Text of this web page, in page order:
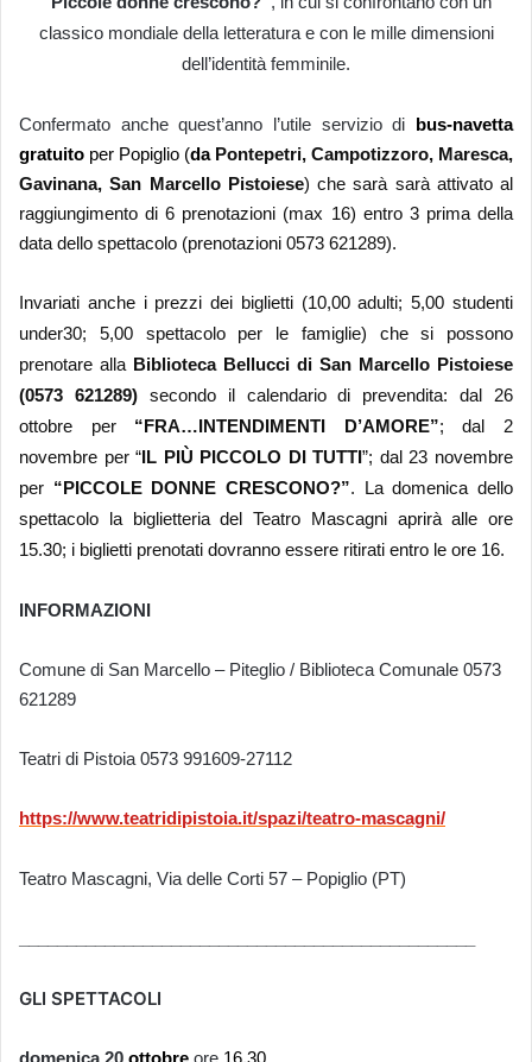
classico mondiale della letteratura e con le mille dimensioni
dell’identità femminile.
Confermato anche quest’anno l’utile servizio di bus-navetta
gratuito per Popiglio (daPontepetri, Campotizzoro, Maresca,
Gavinana, San Marcello Pistoiese) che sarà sarà attivato al
raggiungimento di 6 prenotazioni (max 16) entro 3 prima della
data dello spettacolo (prenotazioni 0573 621289).
Invariati anche i prezzi dei biglietti (10,00 adulti; 5,00 studenti
under30; 5,00 spettacolo per le famiglie) che si possono
prenotare alla Biblioteca Bellucci di San Marcello Pistoiese
(0573 621289)secondo il calendario di prevendita: dal 26
ottobre per “FRA…INTENDIMENTI D’AMORE”; dal 2
novembre per “IL PIÙ PICCOLO DI TUTTI”; dal 23 novembre
per “PICCOLE DONNE CRESCONO?”. La domenica dello
spettacolo la biglietteria del Teatro Mascagni aprirà alle ore
15.30; i biglietti prenotati dovranno essere ritirati entro le ore 16.
INFORMAZIONI
Comune di San Marcello – Piteglio / Biblioteca Comunale 0573
621289
Teatri di Pistoia 0573 991609-27112
https://www.teatridipistoia.it/spazi/teatro-mascagni/
Teatro Mascagni, Via delle Corti 57 – Popiglio (PT)
GLI SPETTACOLI
domenica20 ottobre ore 16.30